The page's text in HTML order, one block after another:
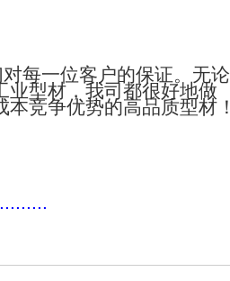
每一位客户的保证。无论
业型材，我司都很好地做
竞争优势的高品质型材！